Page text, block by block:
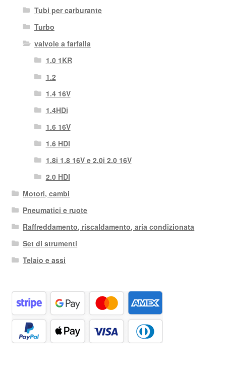
Tubi per carburante
Turbo
valvole a farfalla
1.0 1KR
1.2
1.4 16V
1.4HDi
1.6 16V
1.6 HDI
1.8i 1.8 16V e 2.0i 2.0 16V
2.0 HDI
Motori, cambi
Pneumatici e ruote
Raffreddamento, riscaldamento, aria condizionata
Set di strumenti
Telaio e assi